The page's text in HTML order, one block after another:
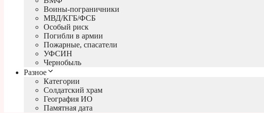
Воины-пограничники
МВД/КГБ/ФСБ
Особый риск
Погибли в армии
Пожарные, спасатели
УФСИН
Чернобыль
Разное
Категории
Солдатский храм
География ИО
Памятная дата